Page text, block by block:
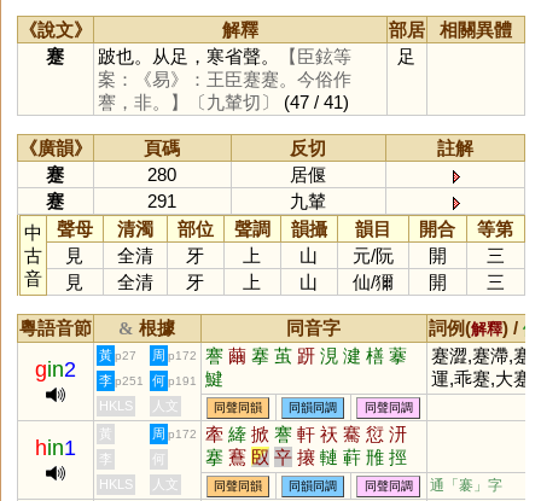
《說文》 解釋 部居
相關異體
蹇
跛也。从足，寒省聲。
【臣鉉等
案：《易》：王臣蹇蹇。今俗作
謇，非。】
〔九輦切〕 (47 / 41)
足
《廣韻》 頁碼 反切
註解
蹇
280
居偃
蹇
291
九輦
中
古
音
聲母 清濁 部位 聲調 韻攝 韻目 開合
等第
見
全清 牙 上 山 元/阮 開
三
見
全清 牙 上 山 仙/獮 開 三
粵語音節 & 根據 同音字 詞例(解釋) /
gin2
黃 p27 周 p172 謇 繭 搴 茧 趼 涀 湕 橏 藆
鰎
蹇澀,蹇滯,蹇
運,乖蹇,大蹇
來
李 p251 何 p191
HKLS 人文 同聲同韻 同韻同調 同聲同調
hin1
黃 周 p172 牽 縴 掀 謇 軒 祆 騫 愆 汧
搴 鶱 臤 䇂 攐 轋 蓒 雃 挳
佡 仚 掔 攓 褰 嘕 岍 幵 杴
李
何
HKLS
人文 同聲同韻 同韻同調 同聲同調 通「褰」字